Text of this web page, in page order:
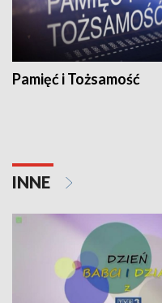
Pamięć i Tożsamość
INNE